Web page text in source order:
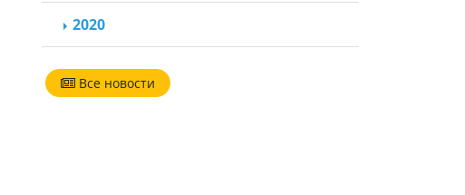
2020
Все новости